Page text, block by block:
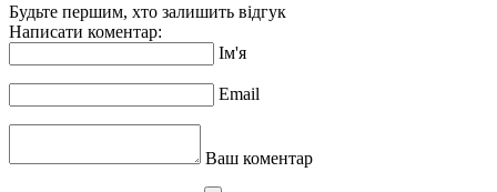
Будьте першим, хто залишить відгук
Написати коментар:
Ім'я
Email
Ваш коментар